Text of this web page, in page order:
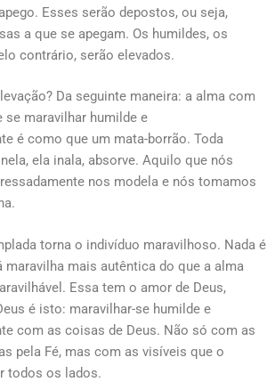
Esses serão depostos, ou seja,
a que se apegam. Os humildes, os
contrário, serão elevados.
Da seguinte maneira: a alma com
se maravilhar humilde e
é como que um mata-borrão. Toda
ela inala, absorve. Aquilo que nós
nos modela e nós tomamos
torna o indivíduo maravilhoso. Nada é
maravilha mais autêntica do que a alma
Essa tem o amor de Deus,
é isto: maravilhar-se humilde e
com as coisas de Deus. Não só com as
pela Fé, mas com as visíveis que o
todos os lados.